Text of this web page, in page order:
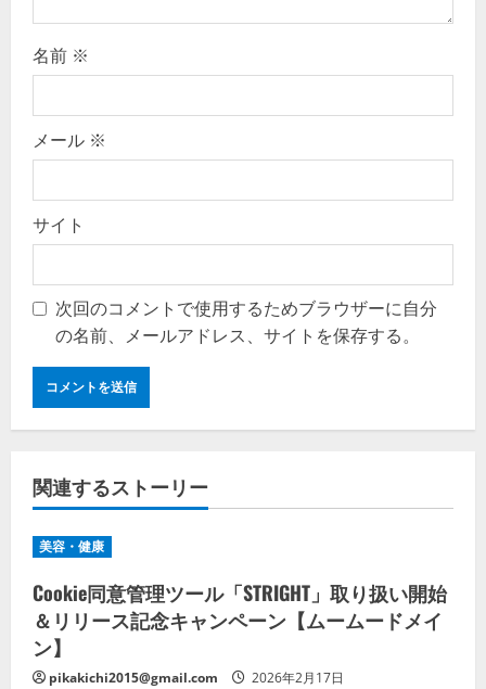
名前 ※
メール ※
サイト
次回のコメントで使用するためブラウザーに自分
の名前、メールアドレス、サイトを保存する。
関連するストーリー
美容・健康
Cookie同意管理ツール「STRIGHT」取り扱い開始
＆リリース記念キャンペーン【ムームードメイ
ン】
pikakichi2015@gmail.com 2026年2月17日